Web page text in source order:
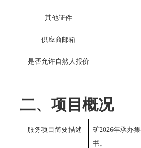
其他证件
供应商邮箱
是否允许自然人报价
二、项目概况
服务项目简要描述
矿2026年承办
书。